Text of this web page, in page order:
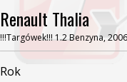
Renault Thalia
!!!Targówek!!! 1.2 Benzyna,
Rok